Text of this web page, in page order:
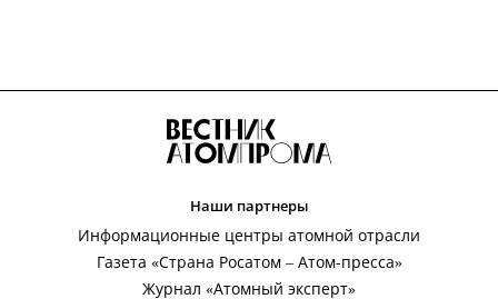
Наши партнеры
Информационные центры атомной отрасли
Газета «Страна Росатом – Атом-пресса»
Журнал «Атомный эксперт»